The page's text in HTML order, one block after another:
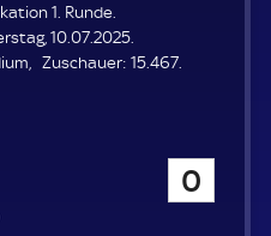
E
N
D
E
1. Runde.
10.07.2025.
Zuschauer: Z
15.467.
0